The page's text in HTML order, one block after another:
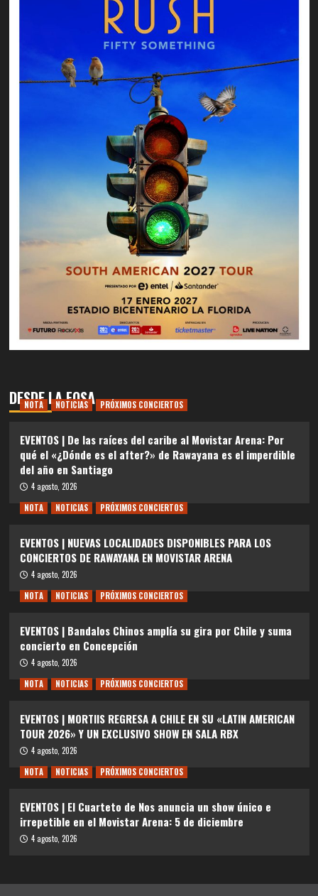
DESDE LA FOSA
NOTA NOTICIAS PRÓXIMOS CONCIERTOS
EVENTOS | De las raíces del caribe al Movistar Arena: Por
qué el «¿Dónde es el after?» de Rawayana es el imperdible
del año en Santiago
4 agosto, 2026
NOTA
NOTICIAS PRÓXIMOS CONCIERTOS
EVENTOS | NUEVAS LOCALIDADES DISPONIBLES PARA LOS
CONCIERTOS DE RAWAYANA EN MOVISTAR ARENA
4 agosto, 2026
NOTA
NOTICIAS PRÓXIMOS CONCIERTOS
EVENTOS | Bandalos Chinos amplía su gira por Chile y suma
concierto en Concepción
4 agosto, 2026
NOTA
NOTICIAS PRÓXIMOS CONCIERTOS
EVENTOS | MORTIIS REGRESA A CHILE EN SU «LATIN AMERICAN
TOUR 2026» Y UN EXCLUSIVO SHOW EN SALA RBX
4 agosto, 2026
NOTA
NOTICIAS PRÓXIMOS CONCIERTOS
EVENTOS | El Cuarteto de Nos anuncia un show único e
irrepetible en el Movistar Arena: 5 de diciembre
4 agosto, 2026